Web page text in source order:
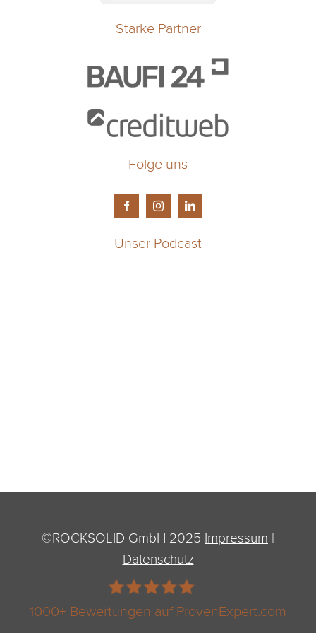
Starke Partner
Folge uns
Unser Podcast
©ROCKSOLID GmbH 2025 Impressum |
Datenschutz
1000+ Bewertungen auf ProvenExpert.com